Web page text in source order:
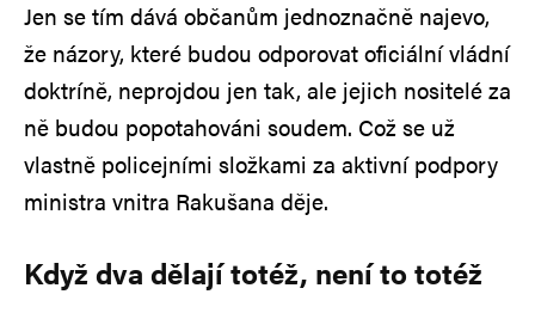
Jen se tím dává občanům jednoznačně najevo,
že názory, které budou odporovat oficiální vládní
doktríně, neprojdou jen tak, ale jejich nositelé za
ně budou popotahováni soudem. Což se už
vlastně policejními složkami za aktivní podpory
ministra vnitra Rakušana děje.
Když dva dělají totéž, není to totéž